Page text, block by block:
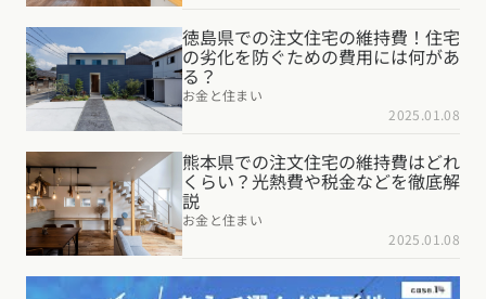
徳島県での注文住宅の維持費！住宅
の劣化を防ぐための費用には何があ
る？
お金と住まい
2025.01.08
熊本県での注文住宅の維持費はどれ
くらい？光熱費や税金などを徹底解
説
お金と住まい
2025.01.08